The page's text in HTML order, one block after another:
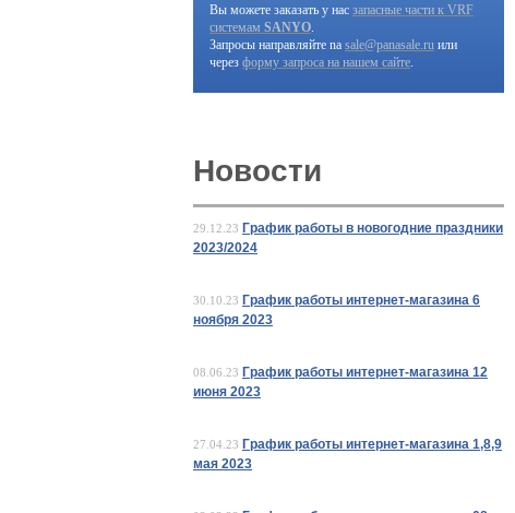
Вы можете заказать у нас запасные части к VRF
системам SANYO.
Запросы направляйте na sale@panasale.ru или
через форму запроса на нашем сайте.
Новости
29.12.23 График работы в новогодние праздники
2023/2024
30.10.23 График работы интернет-магазина 6
ноября 2023
08.06.23 График работы интернет-магазина 12
июня 2023
27.04.23 График работы интернет-магазина 1,8,9
мая 2023